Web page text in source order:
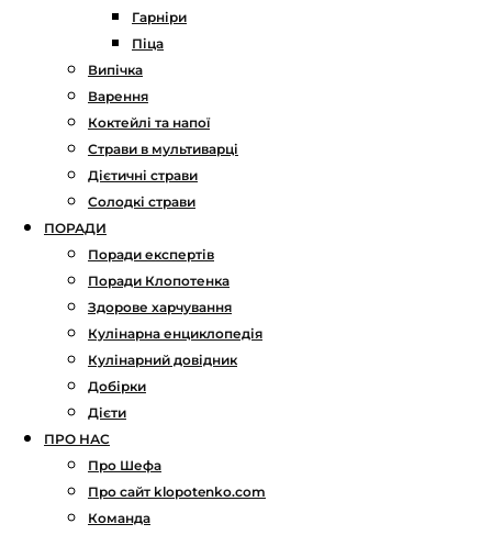
Гарніри
Піца
Випічка
Варення
Коктейлі та напої
Страви в мультиварці
Дієтичні страви
Солодкі страви
ПОРАДИ
Поради експертів
Поради Клопотенка
Здорове харчування
Кулінарна енциклопедія
Кулінарний довідник
Добірки
Дієти
ПРО НАС
Про Шефа
Про сайт klopotenko.com
Команда